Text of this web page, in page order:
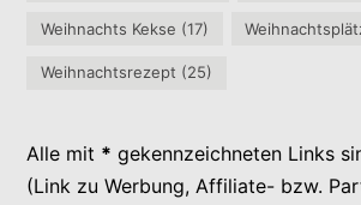
Weihnachts Kekse (17)
Weihnachtsrezept (25)
Alle mit * gekennzeichneten Links
(Link zu Werbung, Affiliate- bzw.